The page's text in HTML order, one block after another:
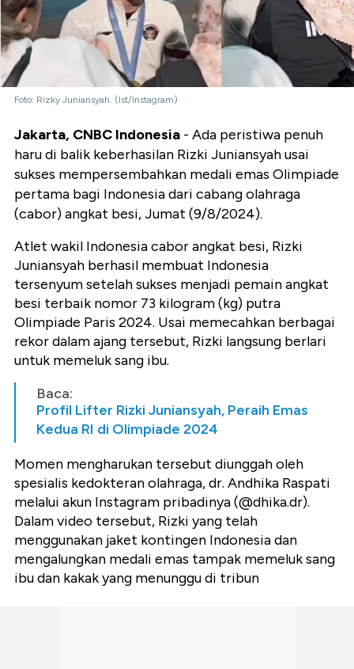
Foto: Rizky Juniansyah. (Ist/Instagram)
Jakarta, CNBC Indonesia - Ada peristiwa penuh
haru di balik keberhasilan Rizki Juniansyah usai
sukses mempersembahkan medali emas Olimpiade
pertama bagi Indonesia dari cabang olahraga
(cabor) angkat besi, Jumat (9/8/2024).
Atlet wakil Indonesia cabor angkat besi, Rizki
Juniansyah berhasil membuat Indonesia
tersenyum setelah sukses menjadi pemain angkat
besi terbaik nomor 73 kilogram (kg) putra
Olimpiade Paris 2024. Usai memecahkan berbagai
rekor dalam ajang tersebut, Rizki langsung berlari
untuk memeluk sang ibu.
Baca:
Profil Lifter Rizki Juniansyah, Peraih Emas
Kedua RI di Olimpiade 2024
Momen mengharukan tersebut diunggah oleh
spesialis kedokteran olahraga, dr. Andhika Raspati
melalui akun Instagram pribadinya (@dhika.dr).
Dalam video tersebut, Rizki yang telah
menggunakan jaket kontingen Indonesia dan
mengalungkan medali emas tampak memeluk sang
ibu dan kakak yang menunggu di tribun